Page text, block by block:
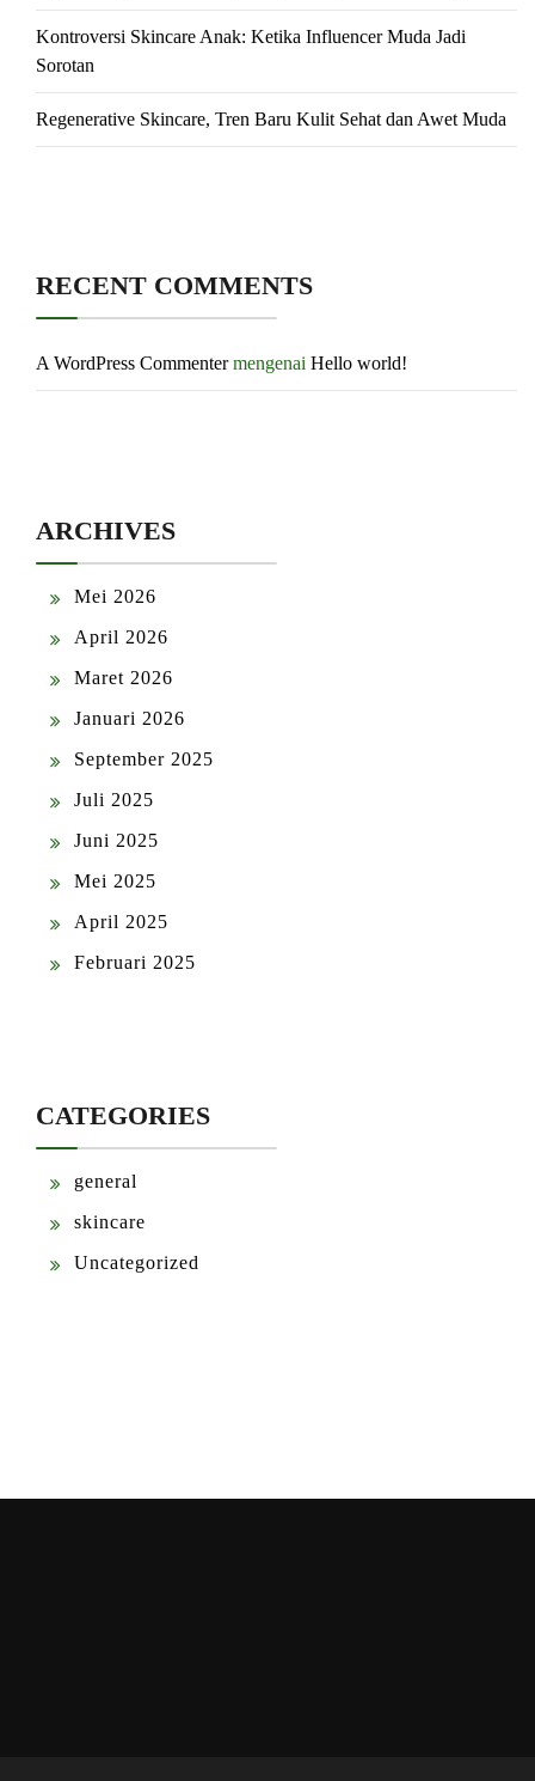
Kontroversi Skincare Anak: Ketika Influencer Muda Jadi
Sorotan
Regenerative Skincare, Tren Baru Kulit Sehat dan Awet Muda
RECENT COMMENTS
A WordPress Commentermengenai Hello world!
ARCHIVES
Mei 2026
April 2026
Maret 2026
Januari 2026
September 2025
Juli 2025
Juni 2025
Mei 2025
April 2025
Februari 2025
CATEGORIES
general
skincare
Uncategorized